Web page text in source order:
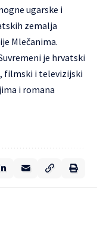
ugarske i
zemalja
Mlečanima.
je hrvatski
filmski i televizijski
i romana